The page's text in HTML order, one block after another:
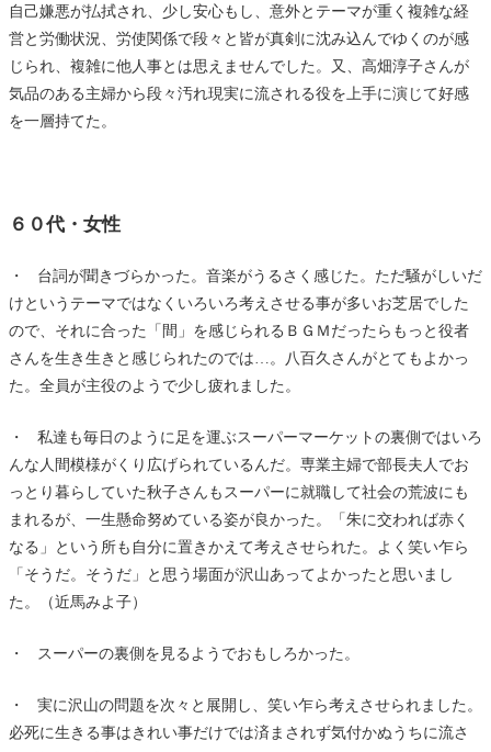
自己嫌悪が払拭され、少し安心もし、意外とテーマが重く複雑な経
営と労働状況、労使関係で段々と皆が真剣に沈み込んでゆくのが感
じられ、複雑に他人事とは思えませんでした。又、高畑淳子さんが
気品のある主婦から段々汚れ現実に流される役を上手に演じて好感
を一層持てた。
６０代・女性
・ 台詞が聞きづらかった。音楽がうるさく感じた。ただ騒がしいだ
けというテーマではなくいろいろ考えさせる事が多いお芝居でした
ので、それに合った「間」を感じられるＢＧＭだったらもっと役者
さんを生き生きと感じられたのでは…。八百久さんがとてもよかっ
た。全員が主役のようで少し疲れました。
・ 私達も毎日のように足を運ぶスーパーマーケットの裏側ではいろ
んな人間模様がくり広げられているんだ。専業主婦で部長夫人でお
っとり暮らしていた秋子さんもスーパーに就職して社会の荒波にも
まれるが、一生懸命努めている姿が良かった。「朱に交われば赤く
なる」という所も自分に置きかえて考えさせられた。よく笑い乍ら
「そうだ。そうだ」と思う場面が沢山あってよかったと思いまし
た。（近馬みよ子）
・ スーパーの裏側を見るようでおもしろかった。
・ 実に沢山の問題を次々と展開し、笑い乍ら考えさせられました。
必死に生きる事はきれい事だけでは済まされず気付かぬうちに流さ